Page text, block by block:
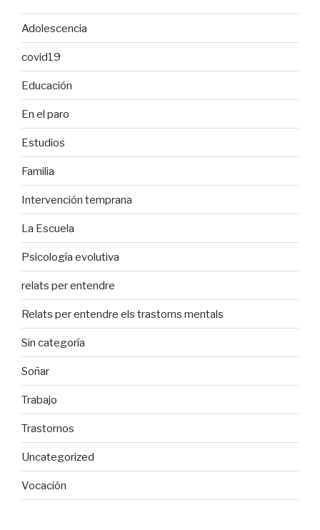
Adolescencia
covid19
Educación
En el paro
Estudios
Familia
Intervención temprana
La Escuela
Psicología evolutiva
relats per entendre
Relats per entendre els trastorns mentals
Sin categoría
Soñar
Trabajo
Trastornos
Uncategorized
Vocación